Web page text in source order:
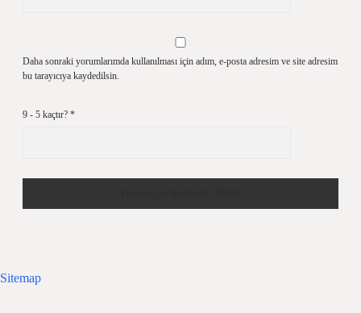
Daha sonraki yorumlarımda kullanılması için adım, e-posta adresim ve site adresim
bu tarayıcıya kaydedilsin.
9 - 5 kaçtır? *
Sitemap